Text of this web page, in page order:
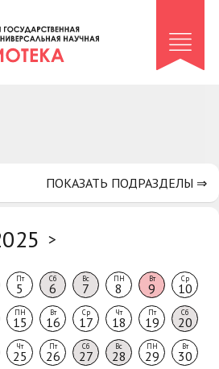
сельдерей»
архив»
>
Пт
5
Сб
6
Вс
7
ПН
8
Вт
9
Ср
10
ПН
15
Вт
16
Ср
17
Чт
18
Пт
19
Сб
20
Чт
25
Пт
26
Сб
27
Вс
28
ПН
29
Вт
30
ПОКАЗАТЬ ПОДРАЗДЕЛЫ ⇒